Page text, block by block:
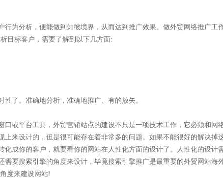
为分析，便能做到知彼境界，从而达到推广效果。做外贸网络推广
目标客户，需要了解到以下几方面:
了。准确地分析，准确地推广、有的放矢。
或平台工具，外贸营销站点的建设不只是一项技术工作，它必须和网
上来设计的，但是很可能存在着非常多的问题。如果不能很好的解决
成你的客户，就要看你的网站在人性化方面的设计了。人性化的设计
要搜索引擎的角度来设计，毕竟搜索引擎推广是最重要的外贸网站海
度来建设网站!